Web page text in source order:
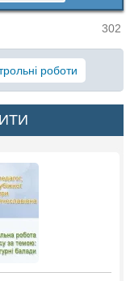
302
роботи